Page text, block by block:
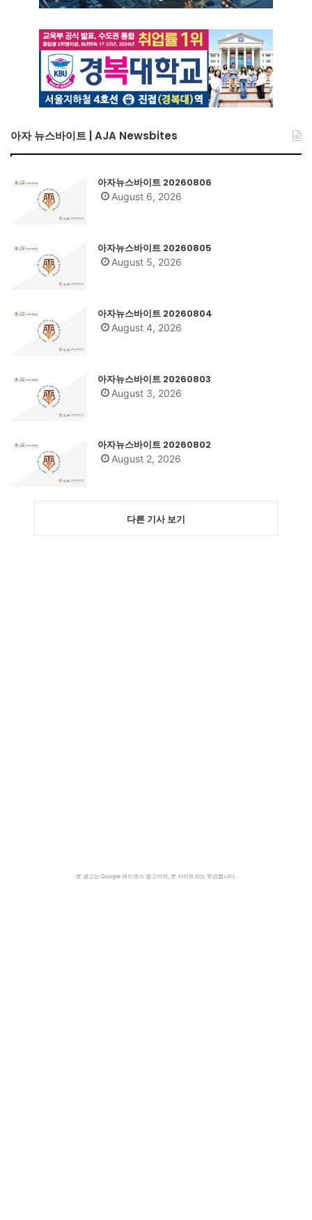
아자 뉴스바이트 | AJA Newsbites
아자뉴스바이트 20260806
August 6, 2026
아자뉴스바이트 20260805
August 5, 2026
아자뉴스바이트 20260804
August 4, 2026
아자뉴스바이트 20260803
August 3, 2026
아자뉴스바이트 20260802
August 2, 2026
다른 기사 보기
본 광고는 Google 애드센스 광고이며, 본 사이트와는 무관합니다.